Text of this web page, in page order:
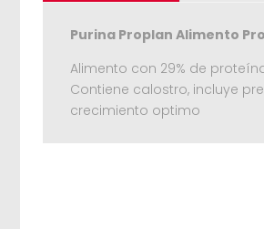
Purina Proplan Alimento
Alimento con 29% de
Contiene calostro, incluye
crecimiento optimo